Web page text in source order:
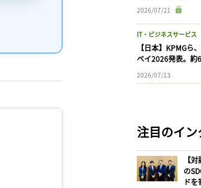
2026/07/21
IT・ビジネスサービス
【日本】KPMGら
ベイ2026発表。約
2026/07/13
注目のイ
【
の
ド